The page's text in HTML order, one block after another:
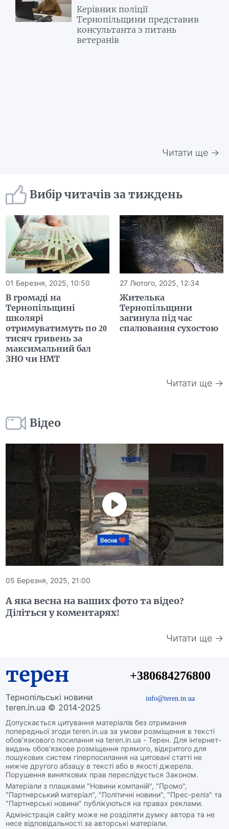
Керівник поліції
Тернопільщини представив
консультанта з питань
ветеранів
Читати ще →
Вибір читачів за тиждень
01 Березня, 2025, 10:50
В громаді на
Тернопільщині
школярі
отримуватимуть по 20
тисяч гривень за
максимальний бал
ЗНО чи НМТ
27 Лютого, 2025, 12:34
Жителька
Тернопільщини
загинула під час
спалювання сухостою
Читати ще →
Відео
05 Березня, 2025, 21:00
А яка весна на ваших фото та відео?
Діліться у коментарях!
Читати ще →
терен
Тернопільські новини
teren.in.ua © 2014-2025
Допускається цитування матеріалів без отримання
попередньої згоди teren.in.ua за умови розміщення в тексті
обов'язкового посилання на teren.in.ua - Терен. Для інтернет-
видань обов'язкове розміщення прямого, відкритого для
пошукових систем гіперпосилання на цитовані статті не
нижче другого абзацу в тексті або в якості джерела.
Порушення виняткових прав переслідується Законом.
Матеріали з плашками "Новини компаній", "Промо",
"Партнерський матеріал", "Політичні новини", "Прес-реліз" та
"Партнерські новини" публікуються на правах реклами.
Адміністрація сайту може не розділяти думку автора та не
несе відповідальності за авторські матеріали.
+380684276800
info@teren.in.ua